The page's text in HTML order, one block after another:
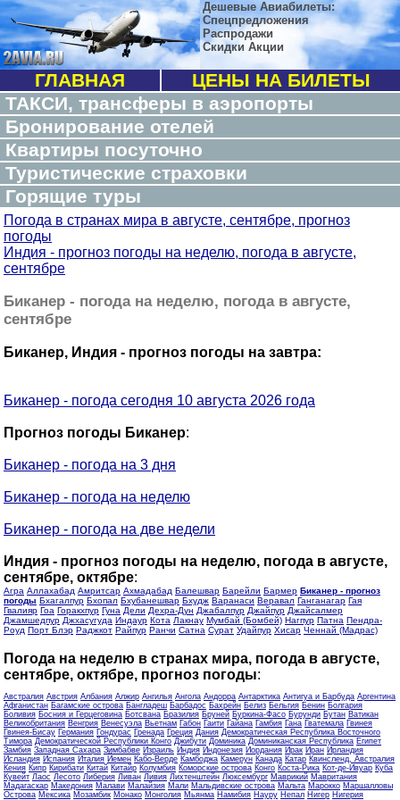
Дешевые Авиабилеты:
Спецпредложения
Распродажи
Скидки Акции
ГЛАВНАЯ
ЦЕНЫ НА БИЛЕТЫ
ТАКСИ, трансферы в аэропорты
Бронирование отелей
Квартиры посуточно
Туристические страховки
Горящие туры
Погода в странах мира в августе, сентябре, прогноз
погоды
Индия - прогноз погоды на неделю, погода в августе,
сентябре
Биканер - погода на неделю, погода в августе,
сентябре
Биканер, Индия - прогноз погоды на завтра:
Биканер - погода сегодня 10 августа 2026 года
Прогноз погоды Биканер:
Биканер - погода на 3 дня
Биканер - погода на неделю
Биканер - погода на две недели
Индия - прогноз погоды на неделю, погода в августе,
сентябре, октябре:
Агра Аллахабад Амритсар Ахмадабад Балешвар Барейли Бармер Биканер - прогноз
погоды Бхагалпур Бхопал Бхубанешвар Бхудж Варанаси Веравал Ганганагар Гая
Гвалияр Гоа Горакхпур Гуна Дели Дехра-Дун Джабалпур Джайпур Джайсалмер
Джамшедпур Джхасугуда Индаур Кота Лакнау Мумбай (Бомбей) Нагпур Патна Пендра-
Роуд Порт Блэр Раджкот Райпур Ранчи Сатна Сурат Удайпур Хисар Ченнай (Мадрас)
Погода на неделю в странах мира, погода в августе,
сентябре, октябре, прогноз погоды:
Австралия Австрия Албания Алжир Ангилья Ангола Андорра Антарктика Антигуа и Барбуда Аргентина
Афганистан Багамские острова Бангладеш Барбадос Бахрейн Белиз Бельгия Бенин Болгария
Боливия Босния и Герцеговина Ботсвана Бразилия Бруней Буркина-Фасо Бурунди Бутан Ватикан
Великобритания Венгрия Венесуэла Вьетнам Габон Гаити Гайана Гамбия Гана Гватемала Гвинея
Гвинея-Бисау Германия Гондурас Гренада Греция Дания Демократическая Республика Восточного
Тимора Демократической Республики Конго Джибути Доминика Доминиканская Республика Египет
Замбия Западная Сахара Зимбабве Израиль Индия Индонезия Иордания Ирак Иран Ирландия
Исландия Испания Италия Йемен Кабо-Верде Камбоджа Камерун Канада Катар Квинсленд, Австралия
Кения Кипр Кирибати Китай Китайр Колумбия Коморские острова Конго Коста-Рика Кот-де-Ивуар Куба
Кувейт Лаос Лесото Либерия Ливан Ливия Лихтенштейн Люксембург Маврикий Мавритания
Мадагаскар Македония Малави Малайзия Мали Мальдивские острова Мальта Марокко Маршалловы
Острова Мексика Мозамбик Монако Монголия Мьянма Намибия Науру Непал Нигер Нигерия